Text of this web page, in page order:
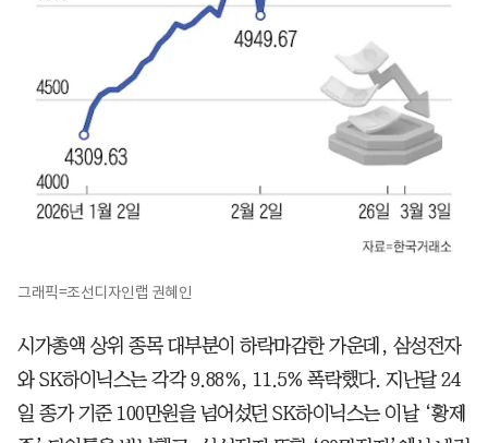
그래픽=조선디자인랩 권혜인
시가총액 상위 종목 대부분이 하락마감한 가운데, 삼성전자
와 SK하이닉스는 각각 9.88%, 11.5% 폭락했다. 지난달 24
일 종가 기준 100만원을 넘어섰던 SK하이닉스는 이날 ‘황제